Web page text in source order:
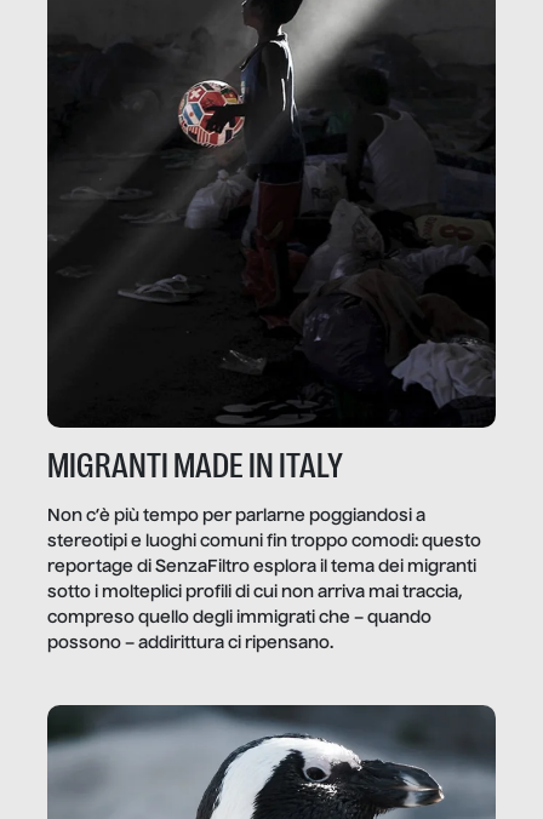
MIGRANTI MADE IN ITALY
Non c’è più tempo per parlarne poggiandosi a
stereotipi e luoghi comuni fin troppo comodi: questo
reportage di SenzaFiltro esplora il tema dei migranti
sotto i molteplici profili di cui non arriva mai traccia,
compreso quello degli immigrati che – quando
possono – addirittura ci ripensano.